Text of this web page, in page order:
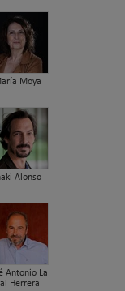
Moya
Alonso
Antonio La
Herrera